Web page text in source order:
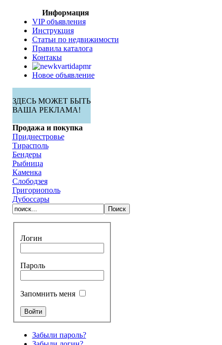
Информация
VIP объявления
Инструкция
Статьи по недвижимости
Правила каталога
Контакы
Новое объявление
ЗДЕСЬ МОЖЕТ БЫТЬ
ВАША РЕКЛАМА!
Продажа и покупка
Приднестровье
Тирасполь
Бендеры
Рыбница
Каменка
Слободзея
Григориополь
Дубоссары
Логин
Пароль
Запомнить меня
Забыли пароль?